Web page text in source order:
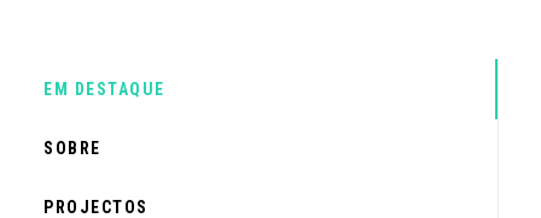
EM DESTAQUE
SOBRE
PROJECTOS